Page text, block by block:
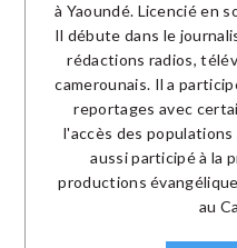
à Yaoundé. Licencié en
Il débute dans le
rédactions radios,
camerounais. Il a
reportages avec
l'accès des
aussi participé à la
productions
au